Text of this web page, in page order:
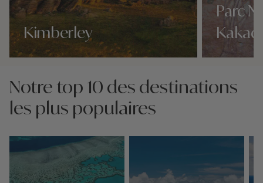
Kimberley
Parc
Notre top 10 des destinations
les plus populaires